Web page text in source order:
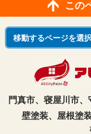
この
門真市、寝屋川市
壁塗装、屋根塗